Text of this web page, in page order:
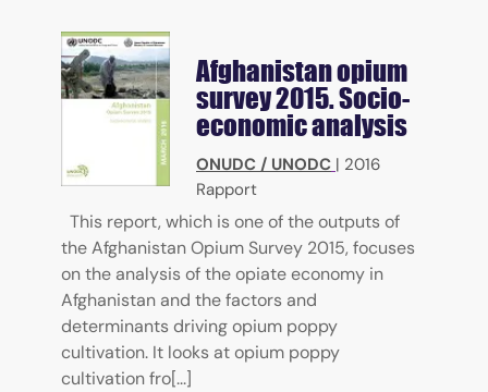
Afghanistan opium
survey2015. Socio-
economic analysis
ONUDC / UNODC | 2016
Rapport
This report, which is one of the outputs of
the Afghanistan Opium Survey 2015, focuses
on the analysis of the opiate economy in
Afghanistan and the factors and
determinants driving opium poppy
cultivation. It looks at opium poppy
cultivation fro[...]